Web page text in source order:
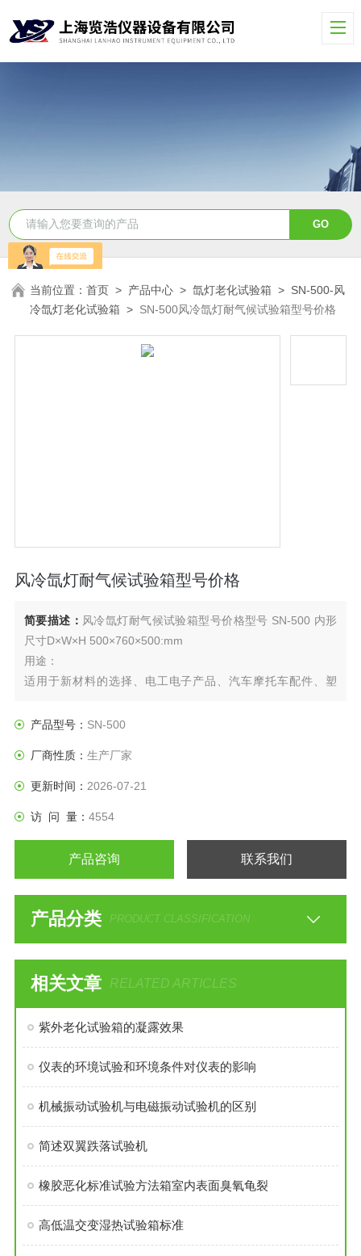
当前位置：首页 > 产品中心 >氙灯老化试验箱 > SN-500-风
冷氙灯老化试验箱 > SN-500风冷氙灯耐气候试验箱型号价格
风冷氙灯耐气候试验箱型号价格
简要描述： 风冷氙灯耐气候试验箱型号价格型号 SN-500 内形
尺寸D×W×H 500×760×500:mm
用途：
适用于新材料的选择、电工电子产品、汽车摩托车配件、塑
很好的模拟在不同环境条件下，材料暴露在阳光下所产生的变
产品型号： SN-500
厂商性质： 生产厂家
更新时间： 2026-07-21
访 问 量： 4554
产品咨询 联系我们
产品分类 PRODUCT CLASSIFICATION
相关文章 RELATED ARTICLES
紫外老化试验箱的凝露效果
仪表的环境试验和环境条件对仪表的影响
机械振动试验机与电磁振动试验机的区别
简述双翼跌落试验机
橡胶恶化标准试验方法箱室内表面臭氧龟裂
高低温交变湿热试验箱标准